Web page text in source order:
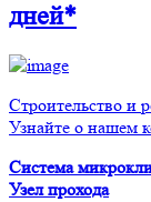
дней*
Строительство и
Узнайте о нашем
Система
Узел прохода